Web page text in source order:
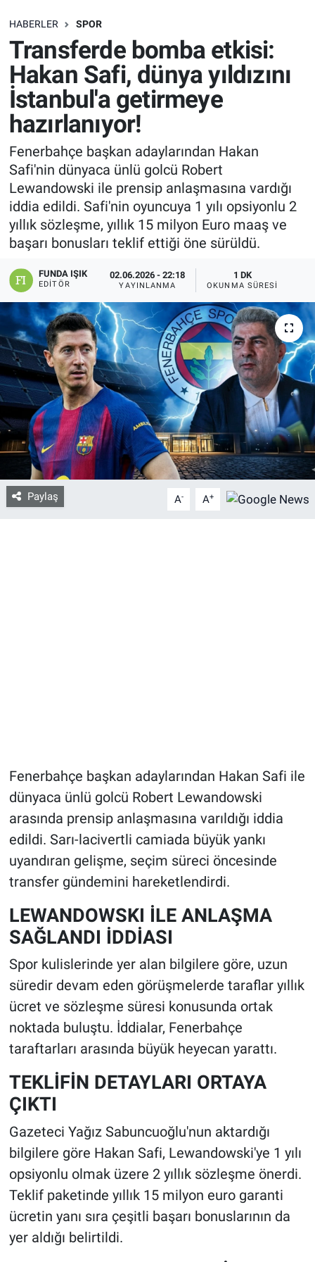
HABERLER SPOR
Transferde bomba etkisi:
Hakan Safi, dünya yıldızını
İstanbul'a getirmeye
hazırlanıyor!
Fenerbahçe başkan adaylarından Hakan
Safi'nin dünyaca ünlü golcü Robert
Lewandowski ile prensip anlaşmasına vardığı
iddia edildi. Safi'nin oyuncuya 1 yılı opsiyonlu 2
yıllık sözleşme, yıllık 15 milyon Euro maaş ve
başarı bonusları teklif ettiği öne sürüldü.
FUNDA IŞIK
EDITÖR
02.06.2026 - 22:18
YAYINLANMA
1 DK
OKUNMA SÜRESI
Paylaş A- A+
Fenerbahçe başkan adaylarından Hakan Safi ile
dünyaca ünlü golcü Robert Lewandowski
arasında prensip anlaşmasına varıldığı iddia
edildi. Sarı-lacivertli camiada büyük yankı
uyandıran gelişme, seçim süreci öncesinde
transfer gündemini hareketlendirdi.
LEWANDOWSKI İLE ANLAŞMA
SAĞLANDI İDDİASI
Spor kulislerinde yer alan bilgilere göre, uzun
süredir devam eden görüşmelerde taraflar yıllık
ücret ve sözleşme süresi konusunda ortak
noktada buluştu. İddialar, Fenerbahçe
taraftarları arasında büyük heyecan yarattı.
TEKLİFİN DETAYLARI ORTAYA
ÇIKTI
Gazeteci Yağız Sabuncuoğlu'nun aktardığı
bilgilere göre Hakan Safi, Lewandowski'ye 1 yılı
opsiyonlu olmak üzere 2 yıllık sözleşme önerdi.
Teklif paketinde yıllık 15 milyon euro garanti
ücretin yanı sıra çeşitli başarı bonuslarının da
yer aldığı belirtildi.
SAĞLIK
EKONOMİ
EĞİTİM
ÖZEL HABER
Keşfet
ASTROLOJİ
MANŞET
RESMİ İLANLAR
İLAN
Bize ulaşın
İletişim/Künye
Yaşam
Gözden Kaçmasın
İletişim (Künye)